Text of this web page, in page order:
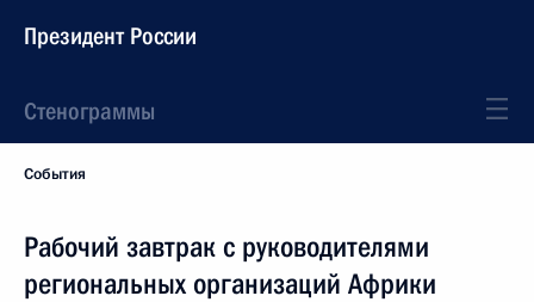
Президент России
Стенограммы
События
Рабочий завтрак с руководителями
региональных организаций Африки